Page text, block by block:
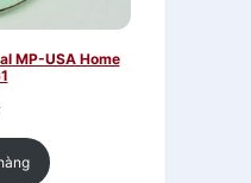
MP-USA Home